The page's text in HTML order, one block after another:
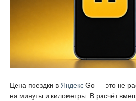
Цена поездки в Яндекс Go — это не
на минуты и километры. В расчёт